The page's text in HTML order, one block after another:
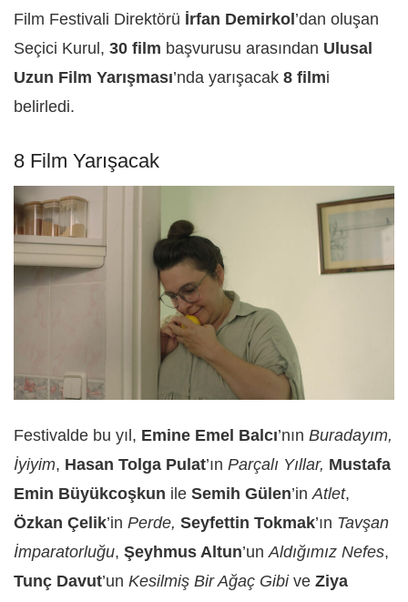
Film Festivali Direktörü İrfan Demirkol’dan oluşan
Seçici Kurul, 30 film başvurusu arasından Ulusal
Uzun Film Yarışması’nda yarışacak 8 filmi
belirledi.
8 Film Yarışacak
Festivalde bu yıl, Emine Emel Balcı’nın Buradayım,
İyiyim, Hasan Tolga Pulat’ın Parçalı Yıllar, Mustafa
Emin Büyükcoşkun ile Semih Gülen’in Atlet,
Özkan Çelik’in Perde, Seyfettin Tokmak’ın Tavşan
İmparatorluğu, Şeyhmus Altun’un Aldığımız Nefes,
Tunç Davut’un Kesilmiş Bir Ağaç Gibi ve Ziya